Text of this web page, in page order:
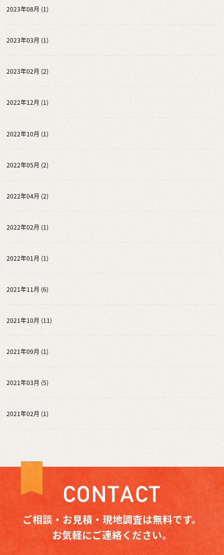
2023年08月 (1)
2023年03月 (1)
2023年02月 (2)
2022年12月 (1)
2022年10月 (1)
2022年05月 (2)
2022年04月 (2)
2022年02月 (1)
2022年01月 (1)
2021年11月 (6)
2021年10月 (11)
2021年09月 (1)
2021年03月 (5)
2021年02月 (1)
ご相談・お見積・現地調査は無料です。
お気軽にご連絡ください。